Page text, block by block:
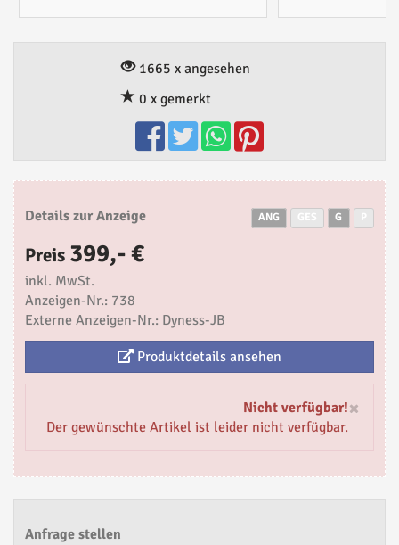
1665 x angesehen
0 x gemerkt
Details zur Anzeige ANG G
Preis 399,- €
inkl. MwSt.
Anzeigen-Nr.: 738
Externe Anzeigen-Nr.: Dyness-JB
Produktdetails ansehen
×
Nicht verfügbar!
Der gewünschte Artikel ist leider nicht verfügbar.
Anfrage stellen